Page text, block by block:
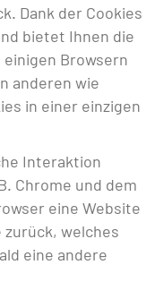
Dank der Cookies
bietet Ihnen die
Browsern
anderen wie
in einer einzigen
Interaktion
Chrome und dem
eine Website
zurück, welches
eine andere